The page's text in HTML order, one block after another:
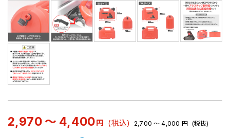
2,970 ～ 4,400 円 (税込) 2,700 ～ 4,000 円 (税抜)